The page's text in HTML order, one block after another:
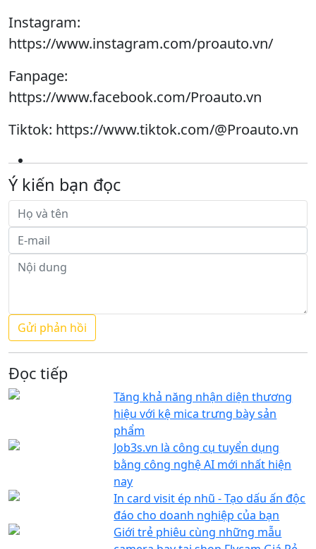
Instagram:
https://www.instagram.com/proauto.vn/
Fanpage:
https://www.facebook.com/Proauto.vn
Tiktok: https://www.tiktok.com/@Proauto.vn
Ý kiến bạn đọc
Đọc tiếp
Tăng khả năng nhận diện thương
hiệu với kệ mica trưng bày sản
phẩm
Job3s.vn là công cụ tuyển dụng
bằng công nghệ AI mới nhất hiện
nay
In card visit ép nhũ - Tạo dấu ấn độc
đáo cho doanh nghiệp của bạn
Giới trẻ phiêu cùng những mẫu